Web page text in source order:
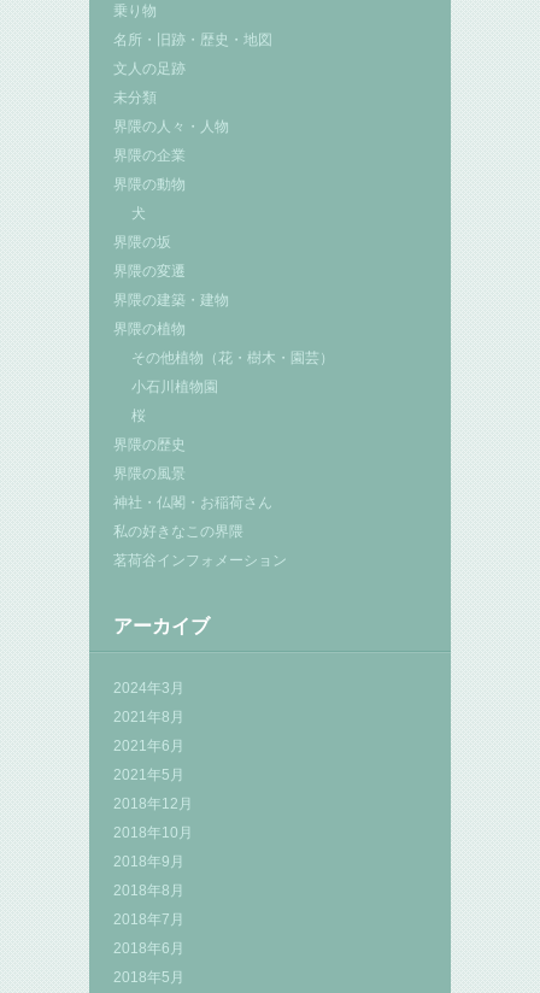
乗り物
名所・旧跡・歴史・地図
文人の足跡
未分類
界隈の人々・人物
界隈の企業
界隈の動物
犬
界隈の坂
界隈の変遷
界隈の建築・建物
界隈の植物
その他植物（花・樹木・園芸）
小石川植物園
桜
界隈の歴史
界隈の風景
神社・仏閣・お稲荷さん
私の好きなこの界隈
茗荷谷インフォメーション
アーカイブ
2024年3月
2021年8月
2021年6月
2021年5月
2018年12月
2018年10月
2018年9月
2018年8月
2018年7月
2018年6月
2018年5月